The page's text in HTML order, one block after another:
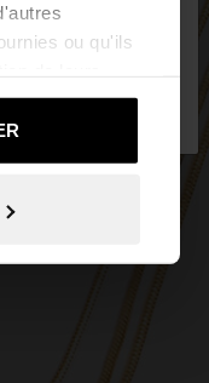
ou qu'ils